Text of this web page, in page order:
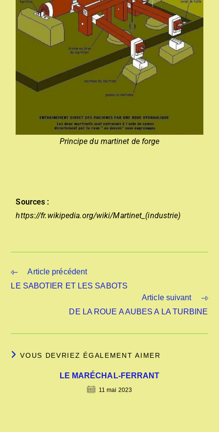
Principe du martinet de forge
Sources :
https://fr.wikipedia.org/wiki/Martinet_(industrie)
Article précédent
LE SABOTIER ET LES SABOTS
Article suivant
DE LA ROUE A AUBES A LA TURBINE
VOUS DEVRIEZ ÉGALEMENT AIMER
LE MARÉCHAL-FERRANT
11 mai 2023